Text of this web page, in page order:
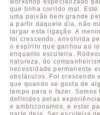
workshop especializado
que tinha corrido mal.
uma paixão bem grande
a partir daquele dia, não
largar esta ligação. A
foi crescendo, envolvida
o espírito que ganhou ao
enquanto escuteira.
natureza, do
necessidade permanente
obstáculos. Foi crescendo
que quando se gosta de
tempo para o fazer. Somos
definidos pelas
e ambicionamos, e estar